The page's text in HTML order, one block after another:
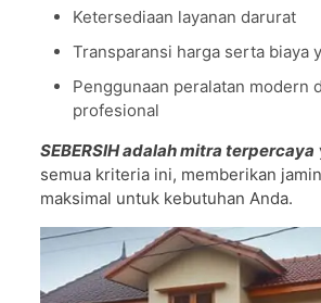
Ketersediaan layanan darurat
Transparansi harga serta biaya
Penggunaan peralatan modern
profesional
SEBERSIH adalah mitra terpercaya
semua kriteria ini, memberikan
maksimal untuk kebutuhan Anda.